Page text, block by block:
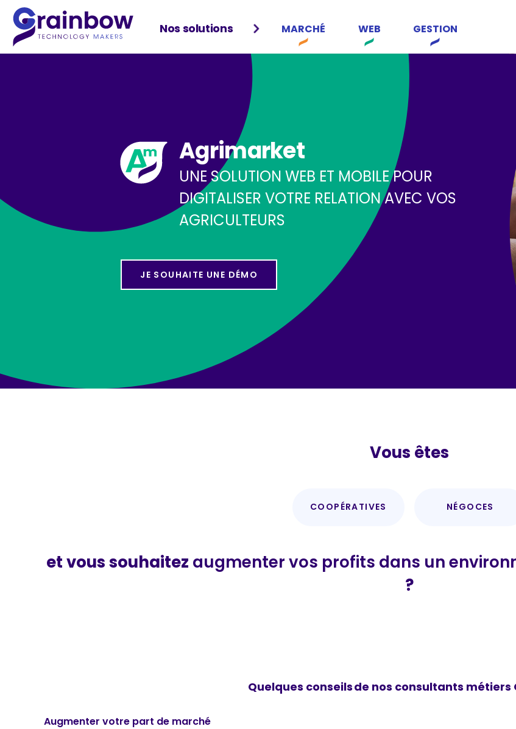
Nos solutions MARCHÉ WEB GESTION
Agrimarket
UNE SOLUTION WEB ET MOBILE POUR
DIGITALISER VOTRE RELATION AVEC VOS
AGRICULTEURS
JE SOUHAITE UNE DÉMO
Vous êtes
COOPÉRATIVES NÉGOCES
et vous souhaitez augmenter vos profits dans un
?
Quelques conseils de nos consultants métiers
Augmenter votre part de marché